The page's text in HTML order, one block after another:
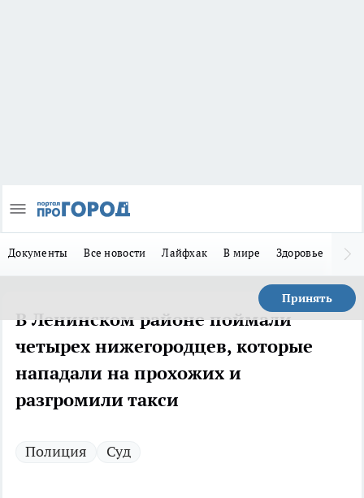
Документы Все новости Лайфхак В мире Здоровье
Принять
В Ленинском районе поймали
четырех нижегородцев, которые
нападали на прохожих и
разгромили такси
Полиция Суд